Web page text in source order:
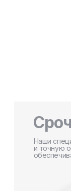
Наши
и точную